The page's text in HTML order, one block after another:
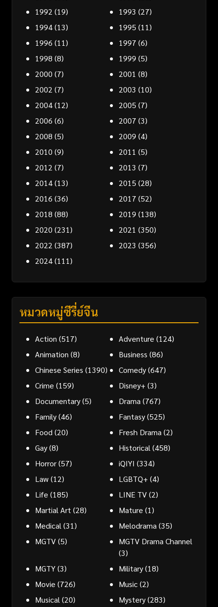
1992 (19) 1993 (27)
1994(13) 1995 (11)
1996 (11) 1997 (6)
1998 (8) 1999 (5)
2000 (7) 2001 (8)
2002 (7) 2003 (10)
2004(12) 2005 (7)
2006 (6) 2007 (3)
2008 (5) 2009 (4)
2010 (9) 2011 (5)
2012 (7) 2013 (7)
2014(13) 2015 (28)
2016 (36) 2017 (52)
2018 (88) 2019 (138)
2020 (231) 2021 (350)
2022 (387) 2023 (356)
2024(111)
หมวดหมู่ซีรี่ย์จีน
Action (517) Adventure (124)
Animation (8) Business (86)
Chinese Series (1390) Comedy(647)
Crime (159) Disney+ (3)
Documentary(5) Drama (767)
Family(46) Fantasy(525)
Food (20) Fresh Drama (2)
Gay(8) Historical (458)
Horror(57) iQIYI (334)
Law(12) LGBTQ+ (4)
Life (185) LINE TV(2)
Martial Art (28) Mature (1)
Medical (31) Melodrama (35)
MGTV(5)
MGTV Drama Channel
(3)
MGTY(3) Military(18)
Movie (726) Music(2)
Musical (20) Mystery(283)